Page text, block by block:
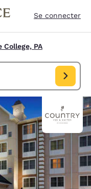
Se connecter
PA
US. Date d’arrivée aoû